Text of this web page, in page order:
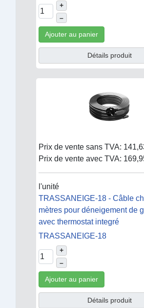
+
–
Ajouter au panier
Détails produit
Prix de vente sans TVA:
Prix de vente avec TVA:
l'unité
TRASSANEIGE-18 - Câble
mètres pour déneigement de
avec thermostat integré
TRASSANEIGE-18
+
–
Ajouter au panier
Détails produit